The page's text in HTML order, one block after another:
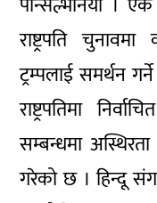
राष्ट्रपति
ट्रम्पलाई समर्थन
राष्ट्रपतिमा
सम्बन्धमा
गरेको छ । हिन्दू